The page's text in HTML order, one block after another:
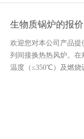
生物质锅炉的报
欢迎您对本公司产品
列间接换热热风炉。
温度（≤350℃）及燃烧